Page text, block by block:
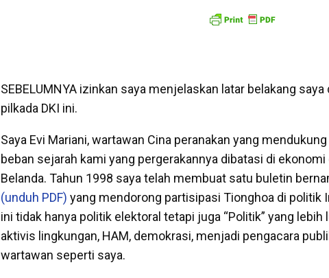
SEBELUMNYA izinkan saya menjelaskan latar belakang
pilkada DKI ini.
Saya Evi Mariani, wartawan Cina peranakan yang
beban sejarah kami yang pergerakannya dibatasi di
Belanda. Tahun 1998 saya telah membuat satu buletin
(unduh PDF) yang mendorong partisipasi Tionghoa di politik
ini tidak hanya politik elektoral tetapi juga “Politik” yang
aktivis lingkungan, HAM, demokrasi, menjadi pengacara
wartawan seperti saya.